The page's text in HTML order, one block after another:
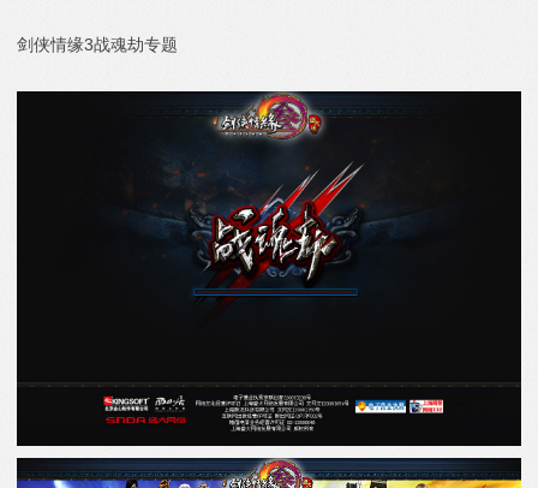
剑侠情缘3战魂劫专题